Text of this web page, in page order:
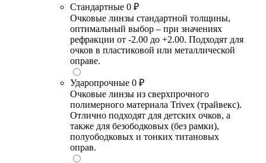
Стандартные 0 ₽
Очковые линзы стандартной толщины,
оптимальный выбор – при значениях
рефракции от -2.00 до +2.00. Подходят для
очков в пластиковой или металлической
оправе.
Ударопрочные 0 ₽
Очковые линзы из сверхпрочного
полимерного материала Trivex (трайвекс).
Отлично подходят для детских очков, а
также для безободковых (без рамки),
полуободковых и тонких титановых
оправ.